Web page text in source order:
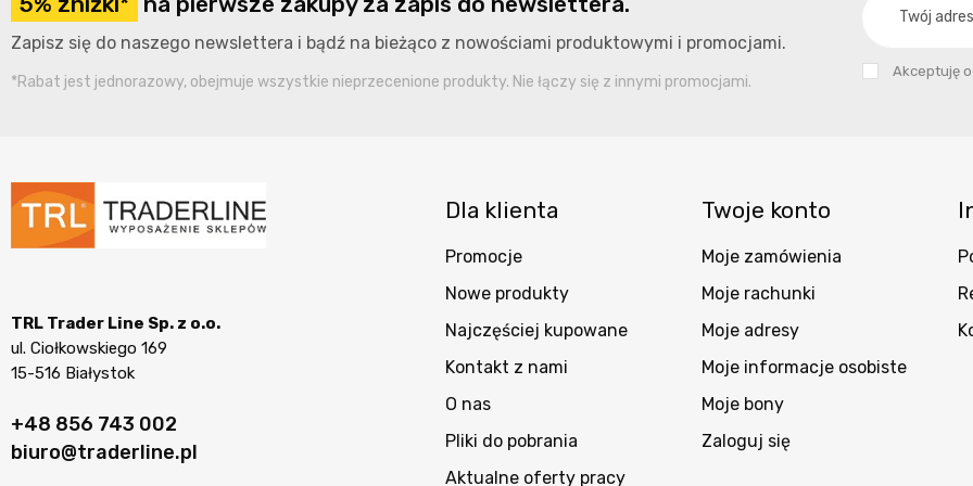
Zapisz się do naszego newslettera i bądź na bieżąco z nowościami produktowymi i promocjami.
*Rabat jest jednorazowy, obejmuje wszystkie nieprzecenione produkty. Nie łączy się z innymi promocjami.
Akceptuję
TRL Trader Line Sp. z o.o.
ul. Ciołkowskiego 169
15-516 Białystok
+48 856 743 002
biuro@traderline.pl
Dla klienta
Promocje
Nowe produkty
Najczęściej kupowane
Kontakt z nami
O nas
Pliki do pobrania
Aktualne oferty pracy
Twoje konto
Moje zamówienia
Moje rachunki
Moje adresy
Moje informacje osobiste
Moje bony
Zaloguj się